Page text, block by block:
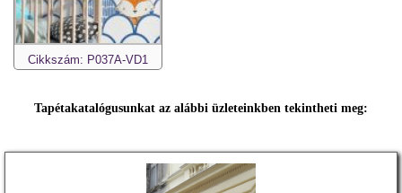
Cikkszám: P037A-VD1
Tapétakatalógusunkat az alábbi üzleteinkben tekintheti meg: